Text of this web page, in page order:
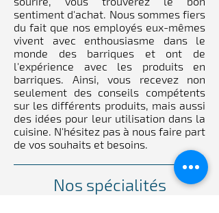
sentiment d'achat. Nous sommes fiers
du fait que nos employés eux-mêmes
vivent avec enthousiasme dans le
monde des barriques et ont de
l'expérience avec les produits en
barriques. Ainsi, vous recevez non
seulement des conseils compétents
sur les différents produits, mais aussi
des idées pour leur utilisation dans la
cuisine. N'hésitez pas à nous faire part
de vos souhaits et besoins.
Nos spécialités